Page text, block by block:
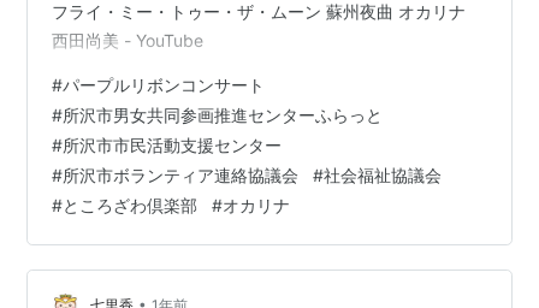
フライ・ミー・トゥー・ザ・ムーン 蘇州夜曲 オカリナ
西田尚美 - YouTube
#パープルリボンコンサート
#所沢市男女共同参画推進センターふらっと
#所沢市市民活動支援センター
#所沢市ボランティア連絡協議会 #社会福祉協議会
#ところざわ倶楽部 #オカリナ
•